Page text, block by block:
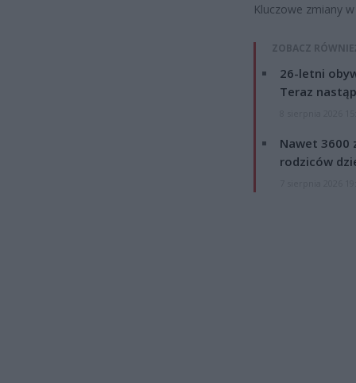
Kluczowe zmiany
ZOBACZ
26-letni
Teraz
Nawet 3600
rodziców